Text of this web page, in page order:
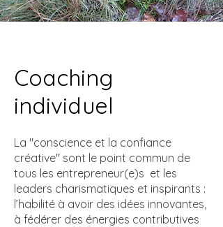
Coaching
individuel
La "conscience et la confiance
créative" sont le point commun de
tous les entrepreneur(e)s et les
leaders charismatiques et inspirants :
l’habilité à avoir des idées innovantes,
à fédérer des énergies contributives